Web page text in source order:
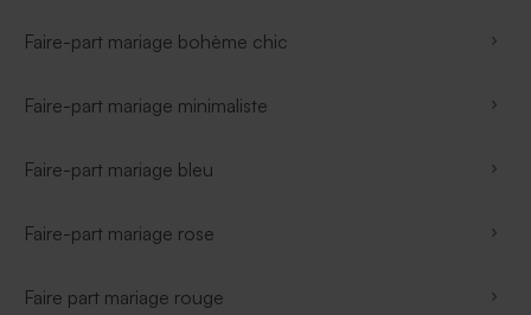
Faire-part mariage bohème chic
Faire-part mariage minimaliste
Faire-part mariage bleu
Faire-part mariage rose
Faire part mariage rouge